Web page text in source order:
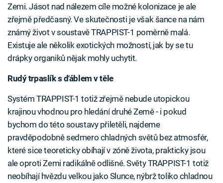
Zemi. Jásot nad nálezem cíle možné kolonizace je ale
zřejmě předčasný. Ve skutečnosti je však šance na nám
známý život v soustavě TRAPPIST-1 poměrně malá.
Existuje ale několik exotických možností, jak by se tu
drápky organiků nějak mohly uchytit.
Rudý trpaslík s ďáblem v těle
Systém TRAPPIST-1 totiž zřejmě nebude utopickou
krajinou vhodnou pro hledání druhé Země - i pokud
bychom do této soustavy přiletěli, najdeme
pravděpodobně sedmero chladných světů bez atmosfér,
které sice teoreticky obíhají v zóně života, prakticky jsou
ale oproti Zemi radikálně odlišné. Světy TRAPPIST-1 totiž
neobíhají hvězdu velkou jako Slunce, nýbrž toliko chladnou